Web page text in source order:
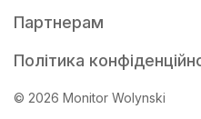
Партнерам
Політика
© 2026 Monitor Wolynski